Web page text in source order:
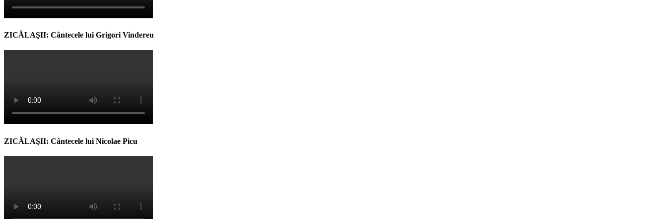
ZICĂLAŞII: Cântecele lui Grigori Vindereu
ZICĂLAŞII: Cântecele lui Nicolae Picu